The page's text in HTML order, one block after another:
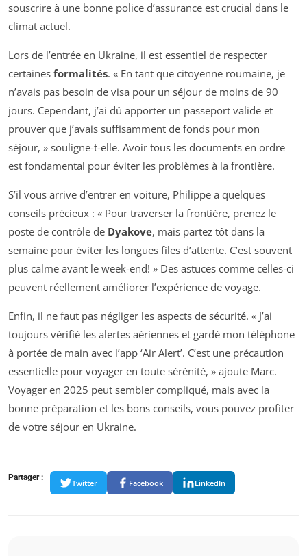
souscrire à une bonne police d’assurance est crucial dans le
climat actuel.
Lors de l’entrée en Ukraine, il est essentiel de respecter
certaines formalités. « En tant que citoyenne roumaine, je
n’avais pas besoin de visa pour un séjour de moins de 90
jours. Cependant, j’ai dû apporter un passeport valide et
prouver que j’avais suffisamment de fonds pour mon
séjour, » souligne-t-elle. Avoir tous les documents en ordre
est fondamental pour éviter les problèmes à la frontière.
S’il vous arrive d’entrer en voiture, Philippe a quelques
conseils précieux : « Pour traverser la frontière, prenez le
poste de contrôle de Dyakove, mais partez tôt dans la
semaine pour éviter les longues files d’attente. C’est souvent
plus calme avant le week-end! » Des astuces comme celles-ci
peuvent réellement améliorer l’expérience de voyage.
Enfin, il ne faut pas négliger les aspects de sécurité. « J’ai
toujours vérifié les alertes aériennes et gardé mon téléphone
à portée de main avec l’app ‘Air Alert’. C’est une précaution
essentielle pour voyager en toute sérénité, » ajoute Marc.
Voyager en 2025 peut sembler compliqué, mais avec la
bonne préparation et les bons conseils, vous pouvez profiter
de votre séjour en Ukraine.
Partager :
Twitter Facebook LinkedIn